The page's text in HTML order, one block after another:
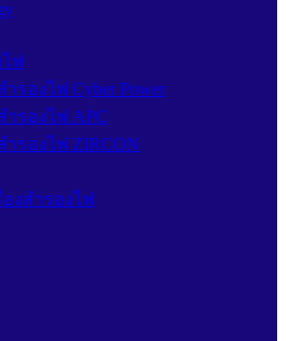
ฟ
ำรองไฟ Cyber Power
ำรองไฟ APC
ำรองไฟ ZIRCON
งสำรองไฟ